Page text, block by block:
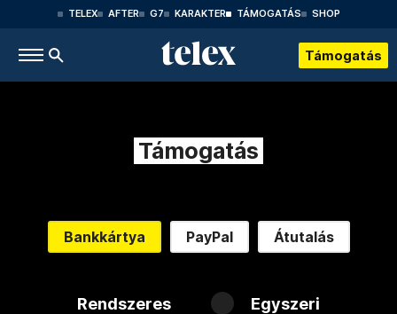
TELEX AFTER G7 KARAKTER TÁMOGATÁS SHOP
Támogatás
Támogatás
Bankkártya PayPal Átutalás
Rendszeres Egyszeri